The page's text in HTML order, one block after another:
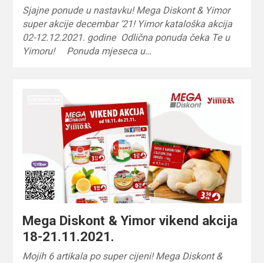
Sjajne ponude u nastavku! Mega Diskont & Yimor
super akcije decembar ’21! Yimor kataloška akcija
02-12.12.2021. godine Odlična ponuda čeka Te u
Yimoru! Ponuda mjeseca u…
Mega Diskont & Yimor vikend akcija
18-21.11.2021.
Mojih 6 artikala po super cijeni! Mega Diskont &